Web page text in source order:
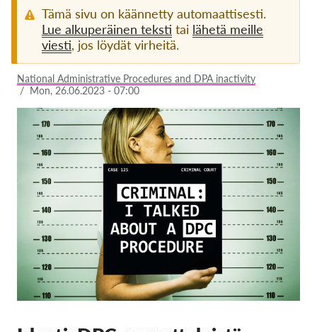
Exercise your rights!
Tue meitä!
Jäsenyys
Sponsorointi
Tax deductability
Jäsenten login
Meistä
Tiimi
Vuosikertomukset
Usein kysyttyä
Tämä sivu on käännetty automaattisesti.
Lue alkuperäinen teksti tai lähetä meille
viesti, jos löydät virheitä.
National Administrative Procedures and DPA inactivity
/ Mon, 26.06.2023 - 07:00